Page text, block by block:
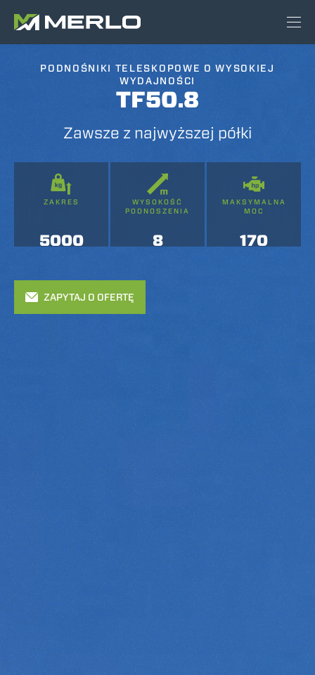
PODNOŚNIKI TELESKOPOWE O WYSOKIEJ
WYDAJNOŚCI
TF50.8
Zawsze z najwyższej półki
ZAKRES
5000
WYSOKOŚĆ
PODNOSZENIA
8
MAKSYMALNA
MOC
170
ZAPYTAJ O OFERTĘ